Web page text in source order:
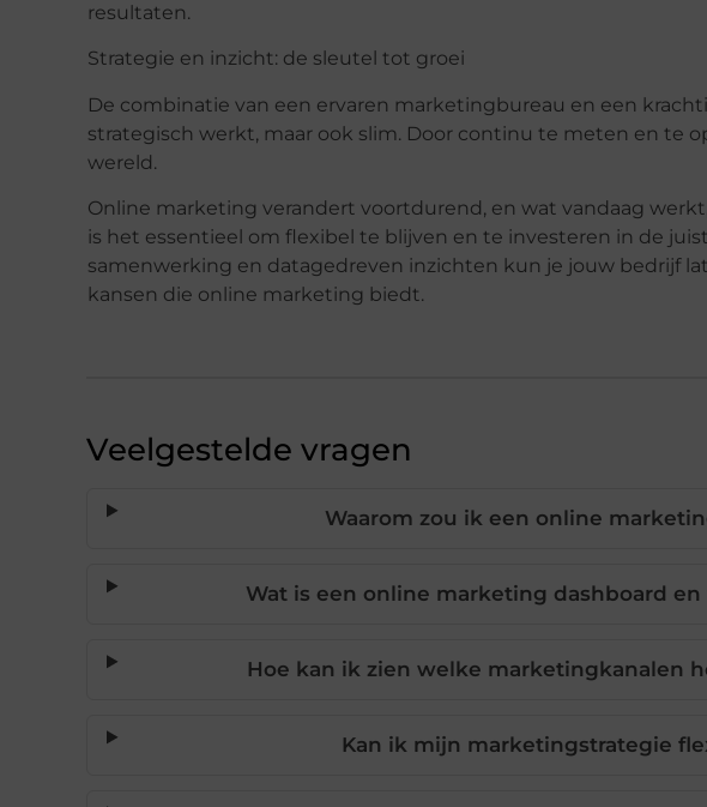
resultaten.
Strategie en inzicht: de sleutel tot groei
De combinatie van een ervaren marketingbureau en een
strategisch werkt, maar ook slim. Door continu te meten en te
wereld.
Online marketing verandert voortdurend, en wat vandaag
is het essentieel om flexibel te blijven en te investeren in de
samenwerking en datagedreven inzichten kun je jouw bedrijf
kansen die online marketing biedt.
Veelgestelde vragen
Waarom zou ik een online
Wat is een online marketing dashboard
Hoe kan ik zien welke marketingkanalen
Kan ik mijn marketingstrategie